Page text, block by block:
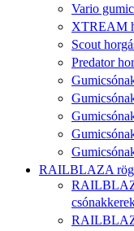
Vario
XTREAM
Scout
Predator
RAILBLAZA